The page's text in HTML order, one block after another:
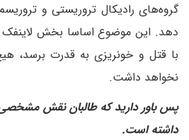
گروه‌های رادیکال تروریستی و
دهد. این موضوع اساسا بخش لاینفک
با قتل و خونریزی به قدرت برسد،
نخواهد داشت.
‌پس باور دارید که طالبان نقش
داشته است.